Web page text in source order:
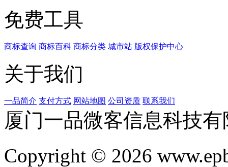
免费工具
商标查询 商标百科 商标分类 城市站 版权保护中心
关于我们
一品简介 支付方式 网站地图 公司资质 联系我们
厦门一品微客信息科技
Copyright © 2026